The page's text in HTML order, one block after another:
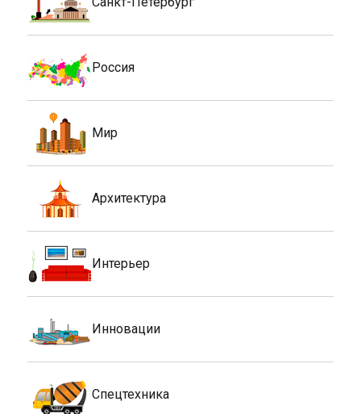
Россия
Мир
Архитектура
Интерьер
Инновации
Спецтехника